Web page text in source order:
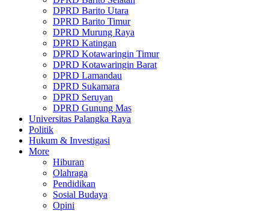
DPRD Barito Utara
DPRD Barito Timur
DPRD Murung Raya
DPRD Katingan
DPRD Kotawaringin Timur
DPRD Kotawaringin Barat
DPRD Lamandau
DPRD Sukamara
DPRD Seruyan
DPRD Gunung Mas
Universitas Palangka Raya
Politik
Hukum & Investigasi
More
Hiburan
Olahraga
Pendidikan
Sosial Budaya
Opini